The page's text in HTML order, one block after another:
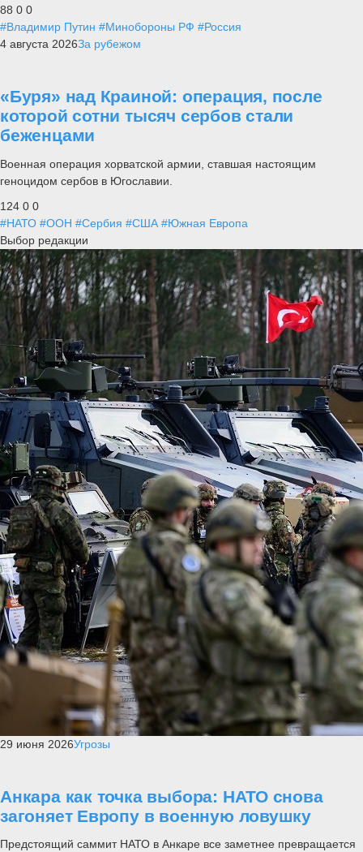
88 0 0
#Владимир Путин #Минобороны РФ #Россия
4 августа 2026За рубежом
«Буря» над Краиной: операция, после
которой сотни тысяч сербов стали
беженцами
Военная операция хорватской армии, ставшая настоящим
геноцидом сербов в Югославии.
124 0 0
#НАТО #ООН #Сербия #США #Южная Европа
Выбор редакции
29 июня 2026Угрозы
Анкара как точка выбора: НАТО снова
загоняет Европу в военную ловушку
Предстоящий саммит НАТО в Анкаре все заметнее превращается